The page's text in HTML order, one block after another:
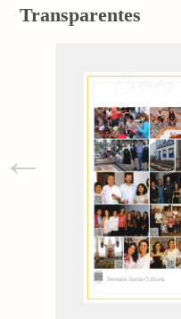
Transparentes
←